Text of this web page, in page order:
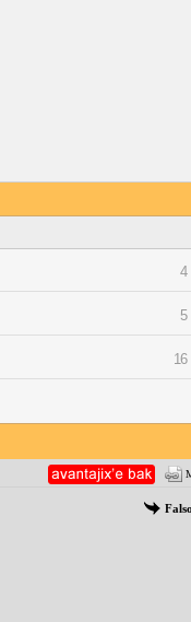
4
5
16